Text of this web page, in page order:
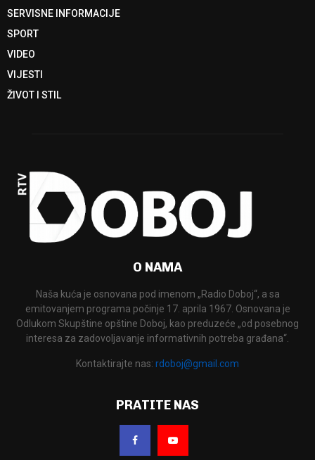
SERVISNE INFORMACIJE
SPORT
VIDEO
VIJESTI
ŽIVOT I STIL
O NAMA
Naša kuća je osnovana pod imenom „Radio Doboj“, a sa
emitovanjem programa počinje 17. aprila 1967. Osnovana je
Odlukom Skupštine opštine Doboj, kao preduzeće „od posebnog
interesa za zadovoljavanje informativnih potreba građana“.
Kontaktirajte nas: rdoboj@gmail.com
PRATITE NAS